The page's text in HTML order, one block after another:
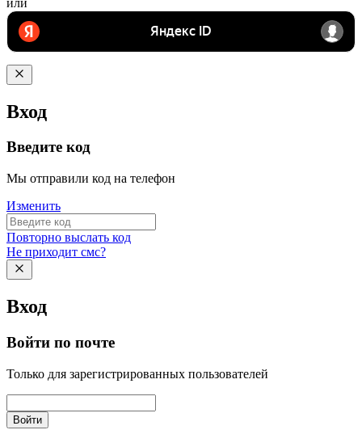
Вход
Введите код
Мы отправили код на телефон
Изменить
Повторно выслать код
Не приходит смс?
Вход
Войти по почте
Только для зарегистрированных пользователей
Войти